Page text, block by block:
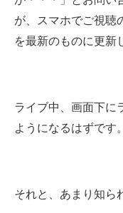
が、スマホでご視聴
を最新のものに更新
ライブ中、画面下に
ようになるはずです。
それと、あまり知ら